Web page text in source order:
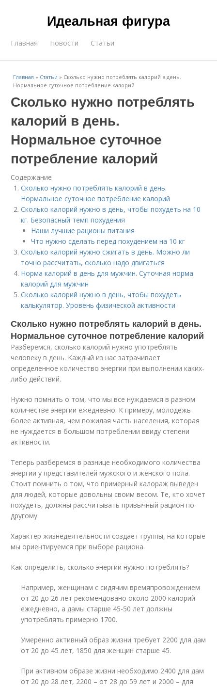
Идеальная фигура
Главная Новости Статьи
Главная » Статьи » Сколько нужно потреблять калорий в день.
Нормальное суточное потребление калорий
Сколько нужно потреблять
калорий в день.
Нормальное суточное
потребление калорий
Содержание
Сколько нужно потреблять калорий в день.
Нормальное суточное потребление калорий
Сколько калорий нужно в день, чтобы похудеть на 10
кг. Безопасный темп похудения
Наши лучшие рационы питания
Что нужно сделать перед похудением на 10 кг
Сколько калорий нужно сжигать в день. Можно ли
точно рассчитать, сколько надо двигаться
Норма калорий в день для мужчин. Суточная норма
калорий для мужчин
Сколько калорий нужно в день, чтобы похудеть
калькулятор. Уровень физической активности
Сколько нужно потреблять калорий в день.
Нормальное суточное потребление калорий
Разберемся, сколько калорий нужно употреблять
человеку в день. Каждый из нас затрачивает
определенное количество энергии при выполнении каких-
либо действий.
Нужно помнить о том, что мы все нуждаемся в разном
количестве энергии ежедневно. К примеру, молодежь
более активная, чем пожилая часть населения, которая
не нуждается в большом потреблении ввиду степени
активности.
Теперь разберемся в разнице необходимого количества
энергии у представителей мужского и женского пола.
Стоит помнить о том, что примерный калораж выведен
для людей, которые довольны своим весом. Те, кто хочет
похудеть, должны рассчитывать привычный рацион по-
другому.
Характер жизнедеятельности создает группы, на которые
мы ориентируемся при выборе рациона.
Как определить, сколько энергии нужно потреблять?
Например, женщинам с сидячим времяпровождением
от 20 до 26 лет рекомендовано около 2000 калорий
ежедневно, а дамы старше 45-50 лет должны
употреблять примерно 1700.
Умеренно активный образ жизни требует 2200 для дам
от 20 до 45 лет, 1850 для женщин старше 45.
При активном образе жизни необходимо 2400 для дам
от 20 до 28 лет, 2200 – от 28 до 59 лет и 2000 – для